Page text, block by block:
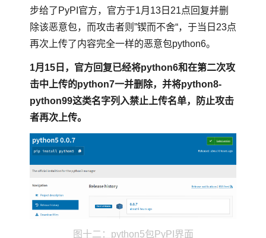
步给了PyPI官方，官方于1月13日21点回复并删
除该恶意包，而攻击者则”锲而不舍“，于当日23点
再次上传了内容完全一样的恶意包python6。
1月15日，官方回复已经将python6和在第二次攻
击中上传的python7一并删除，并将python8-
python99这类名字列入禁止上传名单，防止攻击
者再次上传。
图十二：python5包PyPI界面